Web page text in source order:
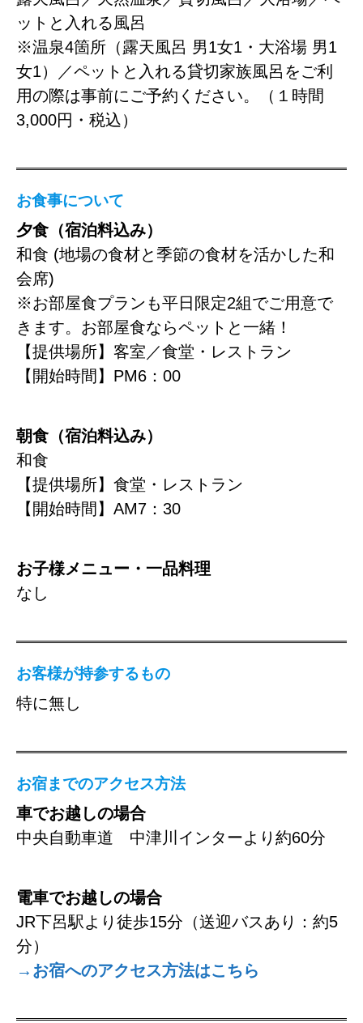
ットと入れる風呂
※温泉4箇所（露天風呂 男1女1・大浴場 男1
女1）／ペットと入れる貸切家族風呂をご利
用の際は事前にご予約ください。（１時間
3,000円・税込）
お食事について
夕食（宿泊料込み）
和食 (地場の食材と季節の食材を活かした和
会席)
※お部屋食プランも平日限定2組でご用意で
きます。お部屋食ならペットと一緒！
【提供場所】客室／食堂・レストラン
【開始時間】PM6：00
朝食（宿泊料込み）
和食
【提供場所】食堂・レストラン
【開始時間】AM7：30
お子様メニュー・一品料理
なし
お客様が持参するもの
特に無し
お宿までのアクセス方法
車でお越しの場合
中央自動車道 中津川インターより約60分
電車でお越しの場合
JR下呂駅より徒歩15分（送迎バスあり：約5
分）
→お宿へのアクセス方法はこちら